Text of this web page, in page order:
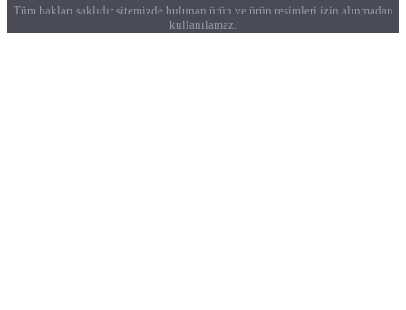
Tüm hakları saklıdır sitemizde bulunan ürün ve ürün resimleri izin alınmadan
kullanılamaz.